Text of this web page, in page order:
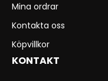
Mina ordrar
Kontakta oss
Köpvillkor
KONTAKT